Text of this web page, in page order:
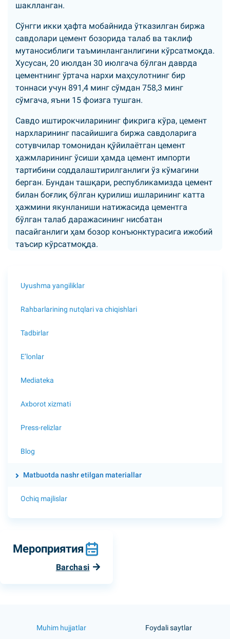
шаклланган.
Сўнгги икки ҳафта мобайнида ўтказилган биржа
савдолари цемент бозорида талаб ва таклиф
мутаносиблиги таъминланганлигини кўрсатмоқда.
Хусусан, 20 июлдан 30 июлгача бўлган даврда
цементнинг ўртача нархи маҳсулотнинг бир
тоннаси учун 891,4 минг сўмдан 758,3 минг
сўмгача, яъни 15 фоизга тушган.
Савдо иштирокчиларининг фикрига кўра, цемент
нархларининг пасайишига биржа савдоларига
сотувчилар томонидан қўйилаётган цемент
ҳажмларининг ўсиши ҳамда цемент импорти
тартибини соддалаштирилганлиги ўз кўмагини
берган. Бундан ташқари, республикамизда цемент
билан боғлиқ бўлган қурилиш ишларининг катта
ҳажмини якунланиши натижасида цементга
бўлган талаб даражасининг нисбатан
пасайганлиги ҳам бозор конъюнктурасига ижобий
таъсир кўрсатмоқда.
Uyushma yangiliklar
Rahbarlarining nutqlari va chiqishlari
Tadbirlar
E’lonlar
Mediateka
Axborot xizmati
Press-relizlar
Blog
Matbuotda nashr etilgan materiallar
Ochiq majlislar
Мероприятия
Barchasi
Muhim hujjatlar Foydali saytlar